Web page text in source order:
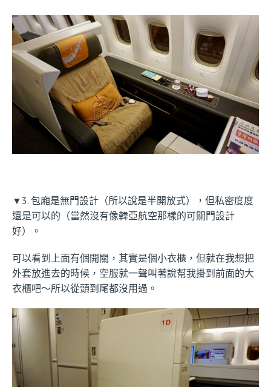
▼3. 包廂是無門設計（所以說是半開放式），但私密度度
還是可以的（當然沒有像韓亞航空那樣的可關門設計
好）。
可以看到上面有個開關，其實是個小衣櫃，但就在我想把
外套放進去的時候，空服就一聲叫著說幫我掛到前面的大
衣櫃吧～所以從頭到尾都沒用過。